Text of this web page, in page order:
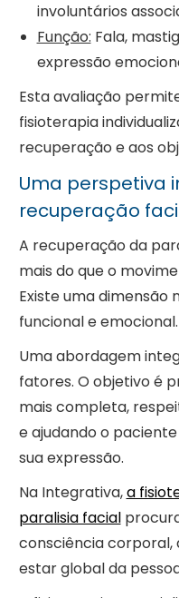
involuntários
Função: Fala,
expressão
Esta avaliação
fisioterapia
recuperação e aos
Uma perspetiva
recuperação
A recuperação da
mais do que o
Existe uma dimensão
funcional e emocional.
Uma abordagem
fatores. O objetivo é
mais completa,
e ajudando o
sua expressão.
Na Integrativa,a
paralisia facial
consciência
estar global da